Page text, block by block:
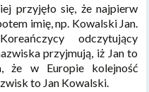
przyjęło się, że najpierw
imię, np. Kowalski Jan.
odczytujący
przyjmują, iż Jan to
że w Europie kolejność
to Jan Kowalski.